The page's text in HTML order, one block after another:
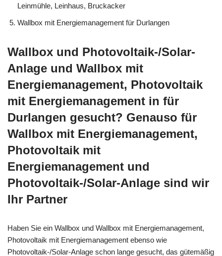
Leinmühle, Leinhaus, Bruckacker
Wallbox mit Energiemanagement für Durlangen
Wallbox und Photovoltaik-/Solar-
Anlage und Wallbox mit
Energiemanagement, Photovoltaik
mit Energiemanagement in für
Durlangen gesucht? Genauso für
Wallbox mit Energiemanagement,
Photovoltaik mit
Energiemanagement und
Photovoltaik-/Solar-Anlage sind wir
Ihr Partner
Haben Sie ein Wallbox und Wallbox mit Energiemanagement,
Photovoltaik mit Energiemanagement ebenso wie
Photovoltaik-/Solar-Anlage schon lange gesucht, das gütemäßig